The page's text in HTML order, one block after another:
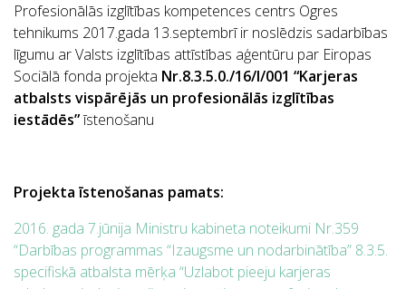
Profesionālās izglītības kompetences centrs Ogres
tehnikums 2017.gada 13.septembrī ir noslēdzis sadarbības
līgumu ar Valsts izglītības attīstības aģentūru par Eiropas
Sociālā fonda projekta Nr.8.3.5.0./16/I/001 “Karjeras
atbalsts vispārējās un profesionālās izglītības
iestādēs”īstenošanu
Projekta īstenošanas pamats:
2016. gada 7.jūnija Ministru kabineta noteikumi Nr.359
“Darbības programmas “Izaugsme un nodarbinātība” 8.3.5.
specifiskā atbalsta mērķa “Uzlabot pieeju karjeras